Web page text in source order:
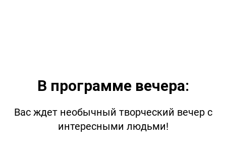
В программе вечера:
Вас ждет необычный творческий вечер с
интересными людьми!